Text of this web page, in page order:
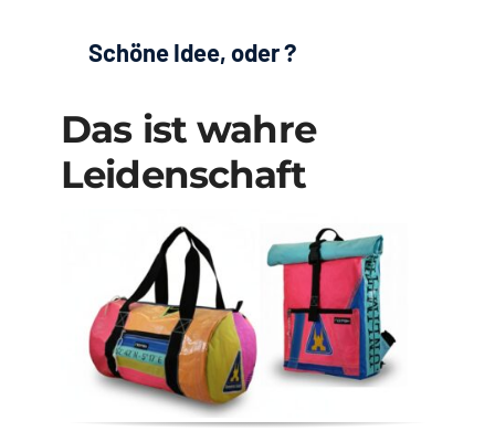
Schöne Idee, oder ?
Das ist wahre
Leidenschaft